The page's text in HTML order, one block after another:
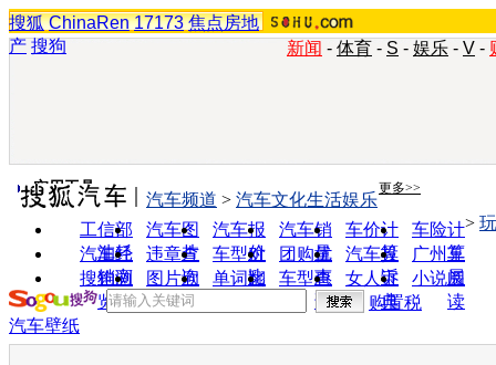
搜狐 ChinaRen 17173 焦点房地
产 搜狗 新闻 - 体育 - S - 娱乐 - V -
实用工具 更多>>
工信部
油耗
汽车图
片
汽车报
价
汽车销
量
车价计
算
车险计
算
汽车经
销商
违章查
询
车型对
比
团购优
惠
汽车投
诉
广州车
展
搜狗浏
览器
图片欣
赏
单词翻
车型查
询
女人宝
典
小说阅
读
汽车频道 > 汽车文化生活娱乐
>
购置税
汽车壁纸